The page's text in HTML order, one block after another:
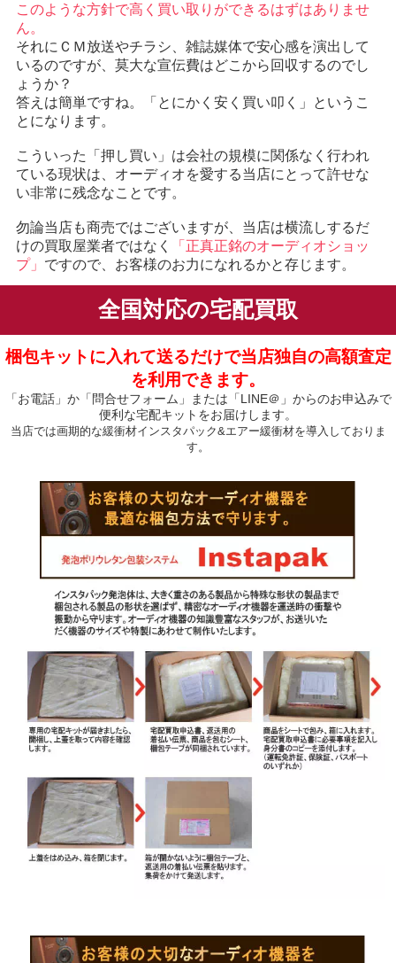
このような方針で高く買い取りができるはずはありませ
ん。
それにＣＭ放送やチラシ、雑誌媒体で安心感を演出して
いるのですが、莫大な宣伝費はどこから回収するのでし
ょうか？
答えは簡単ですね。「とにかく安く買い叩く」というこ
とになります。
こういった「押し買い」は会社の規模に関係なく行われ
ている現状は、オーディオを愛する当店にとって許せな
い非常に残念なことです。
勿論当店も商売ではございますが、当店は横流しするだ
けの買取屋業者ではなく
「正真正銘のオーディオショッ
プ」 ですので、お客様のお力になれるかと存じます。
全国対応の宅配買取
梱包キットに入れて送るだけで当店独自の高額査定
を利用できます。
「お電話」か「問合せフォーム」または「LINE＠」からのお申込みで
便利な宅配キットをお届けします。
当店では画期的な緩衝材インスタパック&エアー緩衝材を導入しておりま
す。